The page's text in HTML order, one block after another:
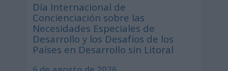
Día Internacional de
Concienciación sobre las
Necesidades Especiales de
Desarrollo y los Desafíos de los
Países en Desarrollo sin Litoral